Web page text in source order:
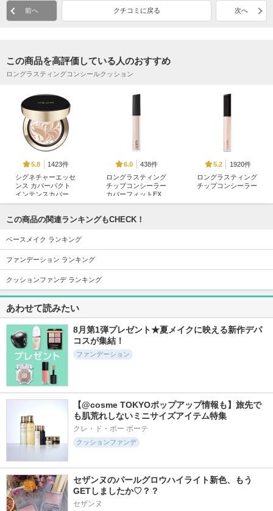
前へ クチコミに戻る 次へ
この商品を高評価している人のおすすめ
ロングラスティングコンシールクッション
5.8
1423件
シグネチャーエッセ
ンス カバーパクト
インテンスカバー
ェンティズ)
6.0
438件
ロングラスティング
チップコンシーラー
カバーフィットEX
5.2
1920件
ロングラスティング
チップコンシーラー
スキンレイヤリング
フォーミュラBB
LUNA
ロウ
AGE20'S(エージトウ
ェンティズ)
LUNA
5.8
プロフォトフィニッ
シャークリーンパウ
LUNA
クラウドフィルター
クッション
ェンティズ)
この商品の関連ランキングもCHECK！
ベースメイク ランキング
ファンデーション ランキング
クッションファンデ ランキング
あわせて読みたい
8月第1弾プレゼント★夏メイクに映える新作デパ
コスが集結！
ファンデーション
【@cosme TOKYOポップアップ情報も】旅先で
も肌荒れしないミニサイズアイテム特集
クレ・ド・ポー ボーテ
クッションファンデ
セザンヌのパールグロウハイライト新色、もう
GETしましたか♡？？
セザンヌ